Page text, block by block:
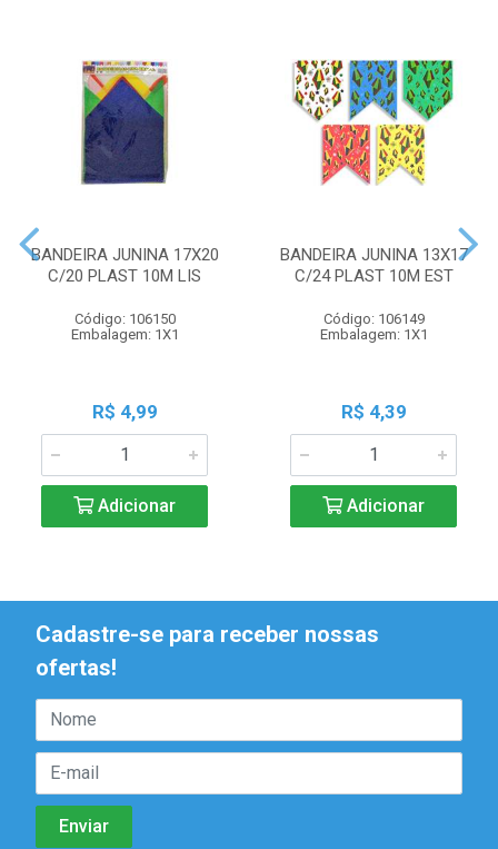
BANDEIRA JUNINA 17X20
C/20 PLAST 10M LIS
Código: 106150
Embalagem: 1X1
R$ 4,99
Adicionar
BANDEIRA JUNINA 13X17
C/24 PLAST 10M EST
Código: 106149
Embalagem: 1X1
R$ 4,39
Adicionar
Cadastre-se para receber nossas
ofertas!